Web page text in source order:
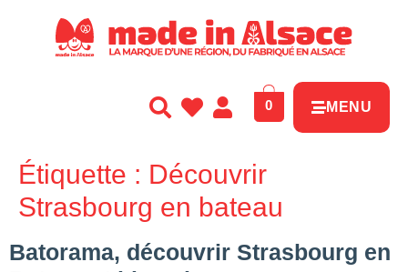
0 MENU
Étiquette : Découvrir
Strasbourg en bateau
Batorama, découvrir Strasbourg en